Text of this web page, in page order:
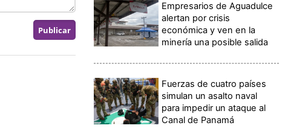
Empresarios de Aguadulce
alertan por crisis
económica y ven en la
minería una posible salida
Fuerzas de cuatro países
simulan un asalto naval
para impedir un ataque al
Canal de Panamá